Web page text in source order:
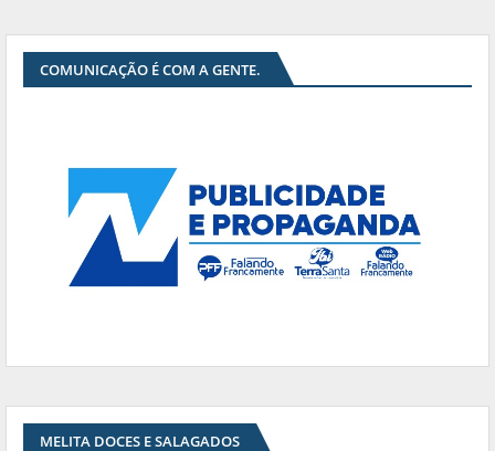
COMUNICAÇÃO É COM A GENTE.
MELITA DOCES E SALAGADOS